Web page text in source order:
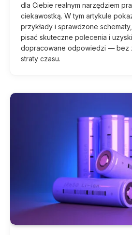
dla Ciebie realnym narzędziem
ciekawostką. W tym artykule
przykłady i sprawdzone
pisać skuteczne polecenia i
dopracowane odpowiedzi — bez
straty czasu.